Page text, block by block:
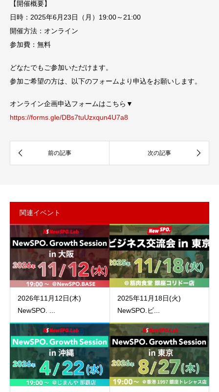
【開催概要】
日時：2025年6月23日（月）19:00～21:00
開催方法：オンライン
参加費：無料
どなたでもご参加いただけます。
参加ご希望の方は、以下のフォームより申込をお願いします。
オンライン企画申込フォームはこちら▼
https://forms.gle/DBs7tuUzxqun4U7a8
関連イベント
2026年11月12日(木)
NewSPO. ...
2025年11月18日(火)
NewSPO.ビ...